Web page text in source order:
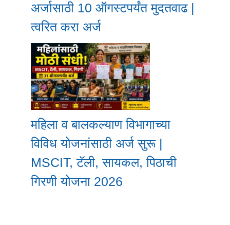
अर्जासाठी 10 ऑगस्टपर्यंत मुदतवाढ |
त्वरित करा अर्ज
महिला व बालकल्याण विभागाच्या
विविध योजनांसाठी अर्ज सुरू |
MSCIT, टॅली, सायकल, पिठाची
गिरणी योजना 2026